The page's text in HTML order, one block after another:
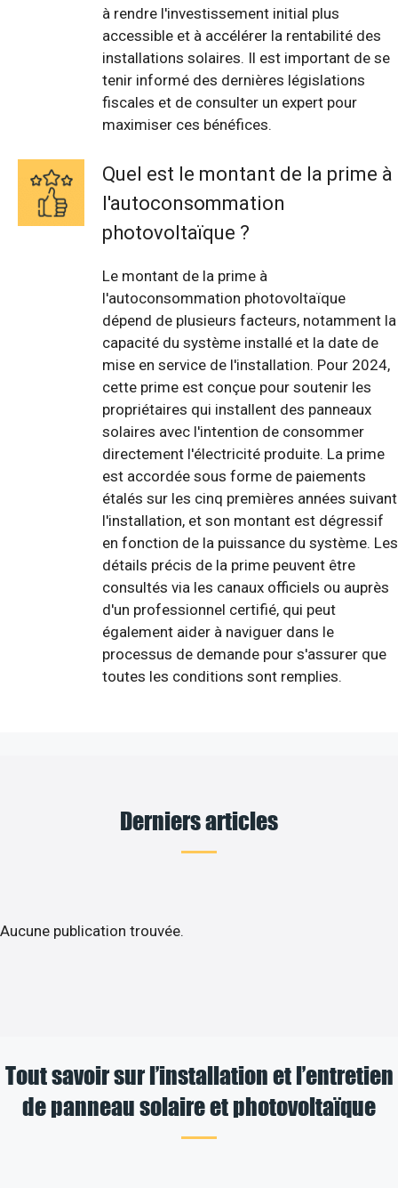
à rendre l'investissement initial plus
accessible et à accélérer la rentabilité des
installations solaires. Il est important de se
tenir informé des dernières législations
fiscales et de consulter un expert pour
maximiser ces bénéfices.
Quel est le montant de la prime à
l'autoconsommation
photovoltaïque ?
Le montant de la prime à
l'autoconsommation photovoltaïque
dépend de plusieurs facteurs, notamment la
capacité du système installé et la date de
mise en service de l'installation. Pour 2024,
cette prime est conçue pour soutenir les
propriétaires qui installent des panneaux
solaires avec l'intention de consommer
directement l'électricité produite. La prime
est accordée sous forme de paiements
étalés sur les cinq premières années suivant
l'installation, et son montant est dégressif
en fonction de la puissance du système. Les
détails précis de la prime peuvent être
consultés via les canaux officiels ou auprès
d'un professionnel certifié, qui peut
également aider à naviguer dans le
processus de demande pour s'assurer que
toutes les conditions sont remplies.
Derniers articles
Aucune publication trouvée.
Tout savoir sur l’installation et l’entretien
de panneau solaire et photovoltaïque